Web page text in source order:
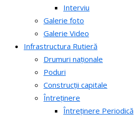
Interviu
Galerie foto
Galerie Video
Infrastructura Rutieră
Drumuri naționale
Poduri
Construcții capitale
Întreținere
Întreținere Periodică